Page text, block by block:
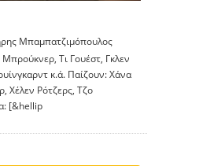
Μπαμπατζιμόπουλος
Τι Γουέστ, Γκλεν
κ.ά. Παίζουν: Χάνα
Χέλεν Ρότζερς, Τζο
[&hellip